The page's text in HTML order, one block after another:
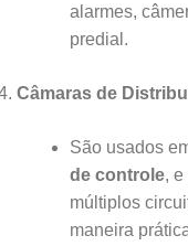
alarmes,
predial.
Câmaras de
São usados
de controle,
múltiplos
maneira